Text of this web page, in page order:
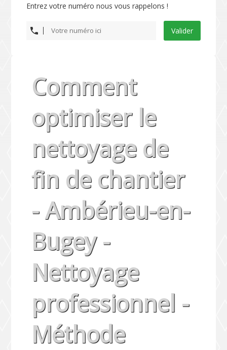
Entrez votre numéro nous vous rappelons !
Valider
Comment
optimiser le
nettoyage de
fin de chantier
- Ambérieu-en-
Bugey -
Nettoyage
professionnel -
Méthode